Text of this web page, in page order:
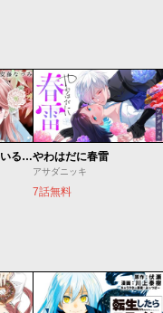
私たちはどうかしている 妻恋いやわはだに春雷
アサダニッキ
7話無料